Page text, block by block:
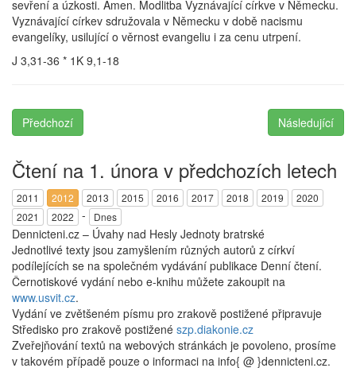
sevření a úzkosti. Amen. Modlitba Vyznávající církve v Německu.
Vyznávající církev sdružovala v Německu v době nacismu
evangelíky, usilující o věrnost evangeliu i za cenu utrpení.
J 3,31-36 * 1K 9,1-18
Předchozí Následující
Čtení na 1. února v předchozích letech
2011 2012 2013 2015 2016 2017 2018 2019
2020
2021
2022 - Dnes
Dennicteni.cz – Úvahy nad Hesly Jednoty bratrské
Jednotlivé texty jsou zamyšlením různých autorů z církví
podílejících se na společném vydávání publikace Denní čtení.
Černotiskové vydání nebo e-knihu můžete zakoupit na
www.usvit.cz.
Vydání ve zvětšeném písmu pro zrakově postižené připravuje
Středisko pro zrakově postižené szp.diakonie.cz
Zveřejňování textů na webových stránkách je povoleno, prosíme
v takovém případě pouze o informaci na info{ @ }dennicteni.cz.